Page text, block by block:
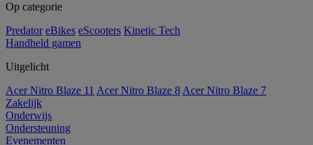
Op categorie
Predator eBikes eScooters Kinetic Tech
Handheld gamen
Uitgelicht
Acer Nitro Blaze 11 Acer Nitro Blaze 8 Acer Nitro Blaze 7
Zakelijk
Onderwijs
Ondersteuning
Evenementen